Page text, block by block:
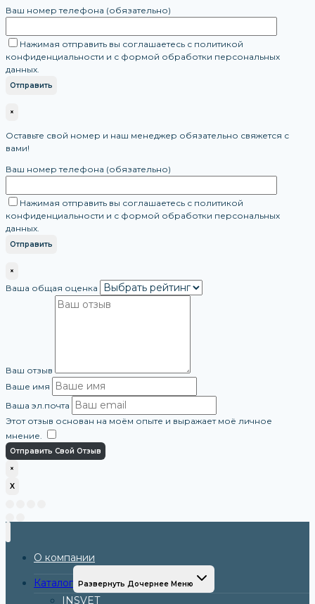
Ваш номер телефона (обязательно)
Нажимая отправить вы соглашаетесь с политикой
конфиденциальности и с формой обработки персональных
данных.
×
Оставьте свой номер и наш менеджер обязательно свяжется с
вами!
Ваш номер телефона (обязательно)
Нажимая отправить вы соглашаетесь с политикой
конфиденциальности и с формой обработки персональных
данных.
×
Ваша общая оценка
Ваш отзыв
Ваше имя
Ваша эл.почта
Этот отзыв основан на моём опыте и выражает моё личное
мнение.
Отправить Свой Отзыв
×
X
О компании
Каталог Развернуть Дочернее Меню
INSVET